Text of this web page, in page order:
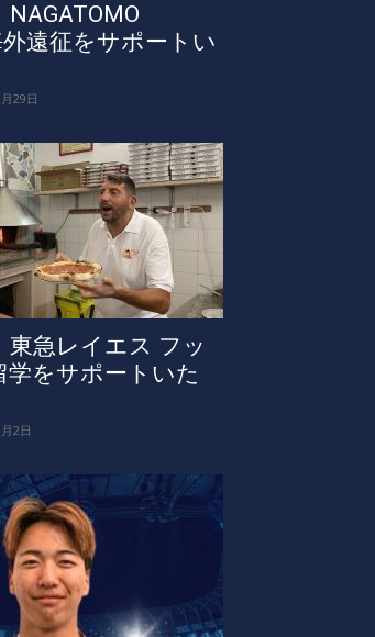
NAGATOMO
外遠征をサポートい
29日
東急レイエス フッ
学をサポートいた
2日